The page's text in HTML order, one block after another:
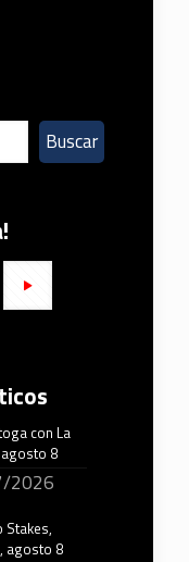
Buscar
con La
8
2026
Stakes,
agosto 8